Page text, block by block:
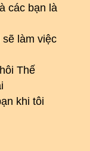
các bạn là
làm việc
Thế
khi tôi